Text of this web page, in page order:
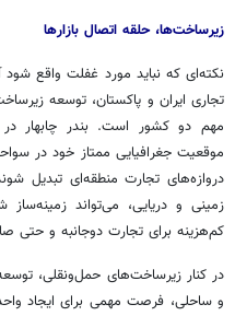
زیرساخت‌ها، حلقه اتصال بازارها
نکته‌ای که نباید مورد غفلت واقع
تجاری ایران و پاکستان، توسعه
مهم دو کشور است. بندر چابهار
موقعیت جغرافیایی ممتاز خود در
دروازه‌های تجارت منطقه‌ای تبدیل
زمینی و دریایی، می‌تواند
کم‌هزینه برای تجارت دوجانبه و حتی
در کنار زیرساخت‌های حمل‌ونقلی،
و ساحلی، فرصت مهمی برای ایجاد